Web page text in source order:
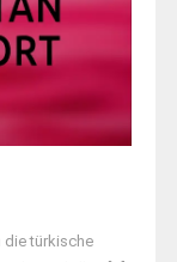
die türkische